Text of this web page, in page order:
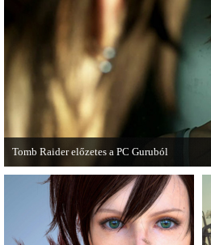
Tomb Raider előzetes a PC Guruból
A PC Guru friss számában több oldalon
cikkből most egy részletet online is